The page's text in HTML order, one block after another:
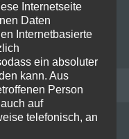
Internetseite
Daten
Internetbasierte
ein absoluter
kann. Aus
Person
auf
telefonisch, an